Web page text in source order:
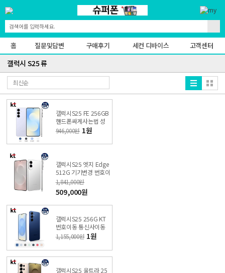
홈 질문및답변 구매후기 세컨 디바이스 고객센터
갤럭시 S25 류
갤럭시S25 FE 256GB
핸드폰싸게사는법 성
지 특가폰 KT직영점
946,000원 1원
갤럭시S25 엣지 Edge
512G 기기변경 번호이
동 비밀 특가폰 KT직영
샵
1,841,000원
509,000원
갤럭시S25 256G KT
번호이동 통신사이동
비밀특가폰 KT 온라인
1,155,000원 1원
갤럭시S25 울트라 25